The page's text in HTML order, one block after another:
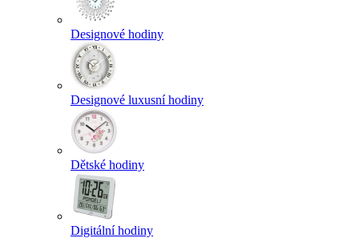
Designové hodiny
Designové luxusní hodiny
Dětské hodiny
Digitální hodiny